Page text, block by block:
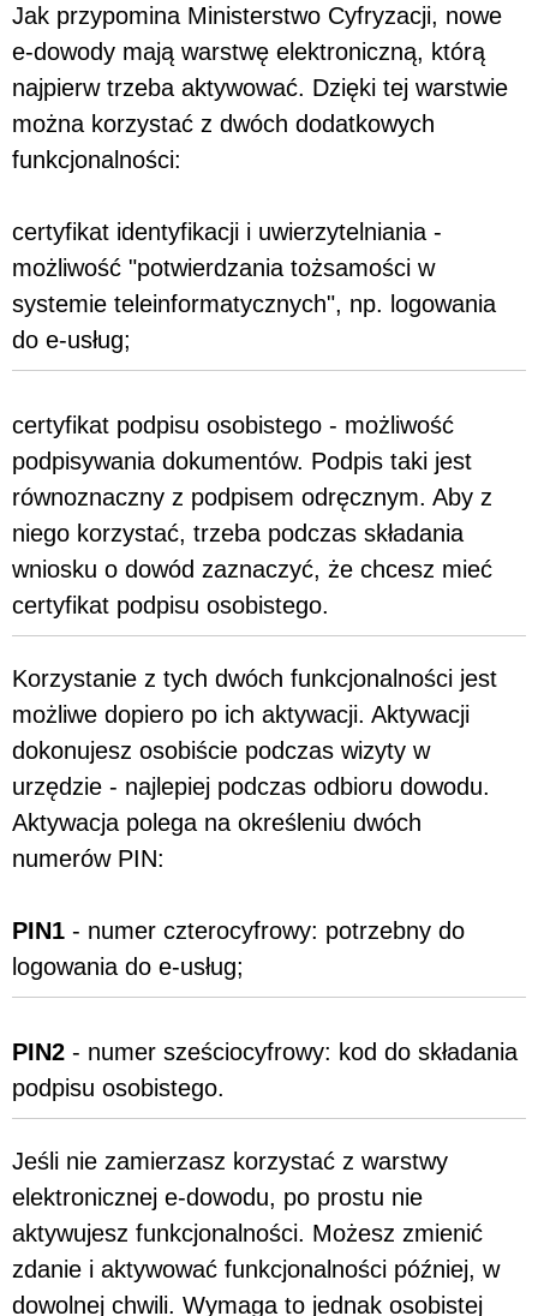
Jak przypomina Ministerstwo Cyfryzacji, nowe
e-dowody mają warstwę elektroniczną, którą
najpierw trzeba aktywować. Dzięki tej warstwie
można korzystać z dwóch dodatkowych
funkcjonalności:
certyfikat identyfikacji i uwierzytelniania -
możliwość "potwierdzania tożsamości w
systemie teleinformatycznych", np. logowania
do e-usług;
certyfikat podpisu osobistego - możliwość
podpisywania dokumentów. Podpis taki jest
równoznaczny z podpisem odręcznym. Aby z
niego korzystać, trzeba podczas składania
wniosku o dowód zaznaczyć, że chcesz mieć
certyfikat podpisu osobistego.
Korzystanie z tych dwóch funkcjonalności jest
możliwe dopiero po ich aktywacji. Aktywacji
dokonujesz osobiście podczas wizyty w
urzędzie - najlepiej podczas odbioru dowodu.
Aktywacja polega na określeniu dwóch
numerów PIN:
PIN1 - numer czterocyfrowy: potrzebny do
logowania do e-usług;
PIN2 - numer sześciocyfrowy: kod do składania
podpisu osobistego.
Jeśli nie zamierzasz korzystać z warstwy
elektronicznej e-dowodu, po prostu nie
aktywujesz funkcjonalności. Możesz zmienić
zdanie i aktywować funkcjonalności później, w
dowolnej chwili. Wymaga to jednak osobistej